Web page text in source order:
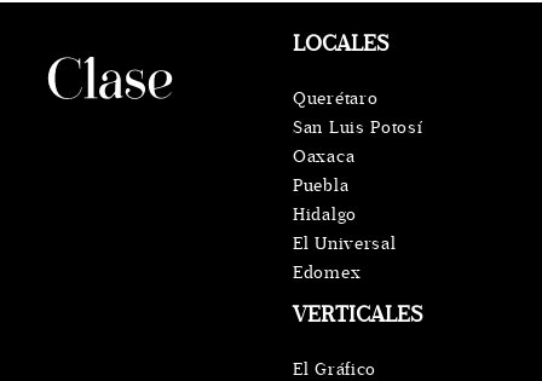
VERTICALES
El Gráfico
LOCALES
Querétaro
San Luis Potosí
Oaxaca
Puebla
Hidalgo
El Universal
Edomex